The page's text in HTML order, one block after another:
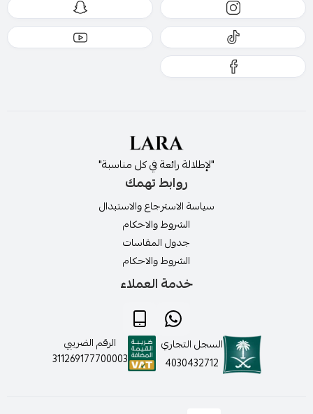
"لإطلالة رائعة في كل مناسبة"
روابط تهمك
سياسة الاسترجاع والاستبدال
الشروط والاحكام
جدول المقاسات
الشروط والاحكام
خدمة العملاء
السجل التجاري
4030432712
الرقم الضريبي
311269177700003